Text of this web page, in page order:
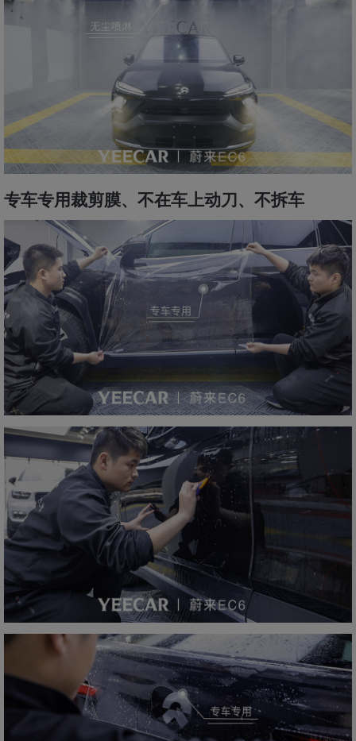
专车专用裁剪膜、不在车上动刀、不拆车